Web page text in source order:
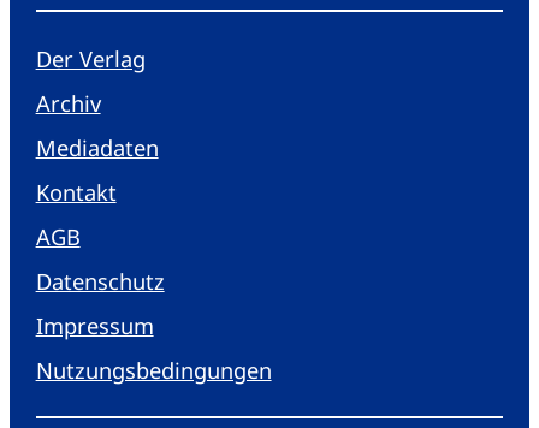
Der Verlag
Archiv
Mediadaten
Kontakt
AGB
Datenschutz
Impressum
Nutzungsbedingungen